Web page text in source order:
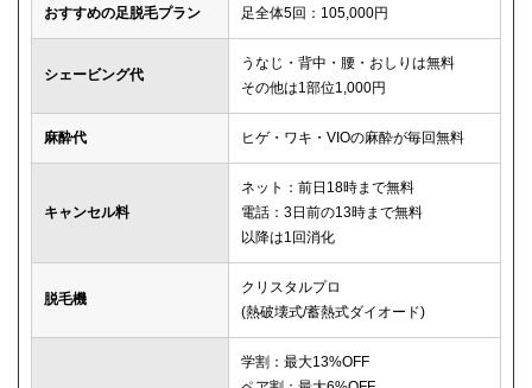
おすすめの足脱毛プラン 足全体5回：105,000円
シェービング代
うなじ・背中・腰・おしりは無料
その他は1部位1,000円
麻酔代 ヒゲ・ワキ・VIOの麻酔が毎回無料
キャンセル料
ネット：前日18時まで無料
電話：3日前の13時まで無料
以降は1回消化
脱毛機
クリスタルプロ
(熱破壊式/蓄熱式ダイオード)
学割：最大13%OFF